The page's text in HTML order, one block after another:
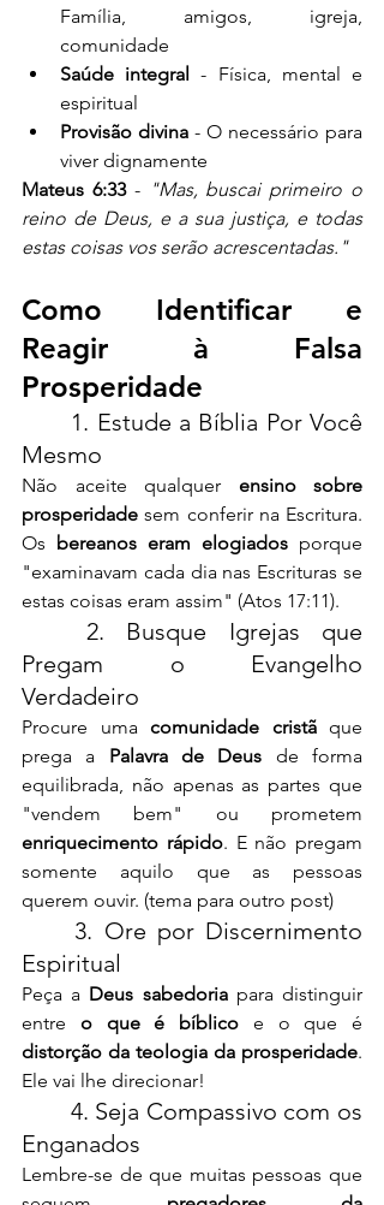
Família, amigos, igreja,
comunidade
Saúde integral - Física, mental e
espiritual
Provisão divina - O necessário para
viver dignamente
Mateus 6:33 - "Mas, buscai primeiro o
reino de Deus, e a sua justiça, e todas
estas coisas vos serão acrescentadas."
Como Identificar e
Reagir à Falsa
Prosperidade
Mesmo
Não aceite qualquer ensino sobre
prosperidade sem conferir na Escritura.
Os bereanos eram elogiados porque
"examinavam cada dia nas Escrituras se
estas coisas eram assim" (Atos 17:11).
Pregam o Evangelho
Verdadeiro
Procure uma comunidade cristã que
prega a Palavra de Deus de forma
equilibrada, não apenas as partes que
enriquecimento rápido. E não pregam
somente aquilo que as pessoas
querem ouvir. (tema para outro post)
Espiritual
Peça a Deus sabedoria para distinguir
entre o que é bíblico
distorção da teologia da prosperidade.
Ele vai lhe direcionar!
Enganados
Lembre-se de que muitas pessoas que